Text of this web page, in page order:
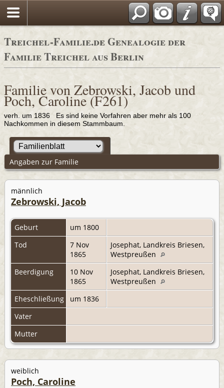
Adressbücher
Treichel-Familie.de Genealogie der
Familie Treichel aus Berlin
Familie von Zebrowski, Jacob und
Poch, Caroline (F261)
verh. um 1836 Es sind keine Vorfahren aber mehr als 100
Nachkommen in diesem Stammbaum.
Angaben zur Familie
männlich
Zebrowski, Jacob
Geburt
um 1800
Tod
7 Nov
1865
Josephat, Landkreis Briesen,
Westpreußen
Beerdigung
10 Nov
1865
Josephat, Landkreis Briesen,
Westpreußen
Eheschließung
um 1836
Vater
Mutter
weiblich
Poch, Caroline